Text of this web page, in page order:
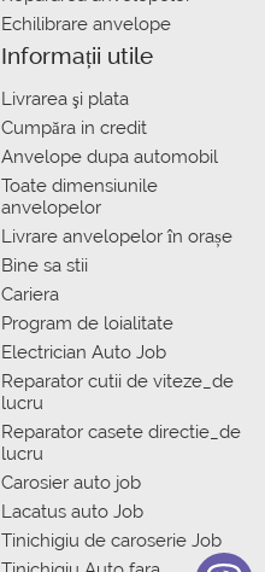
Echilibrare anvelope
Informații utile
Livrarea şi plata
Сumpăra in credit
Anvelope dupa automobil
Toate dimensiunile
anvelopelor
Livrare anvelopelor în orașe
Bine sa stii
Cariera
Program de loialitate
Electrician Auto Job
Reparator cutii de viteze_de
lucru
Reparator casete directie_de
lucru
Carosier auto job
Lacatus auto Job
Tinichigiu de caroserie Job